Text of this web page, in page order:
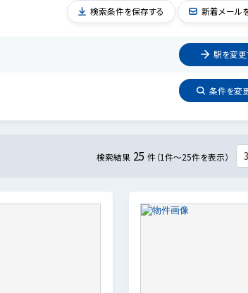
駅を変更
条件を変
検索条件を保存する 新着メール
検索結果 25 件（1件～25件を表示）